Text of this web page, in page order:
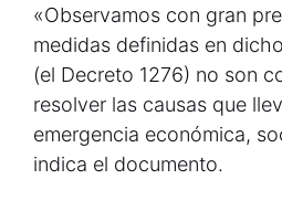
«Observamos con gran
medidas definidas en
(el Decreto 1276) no son
resolver las causas que
emergencia económica,
indica el documento.